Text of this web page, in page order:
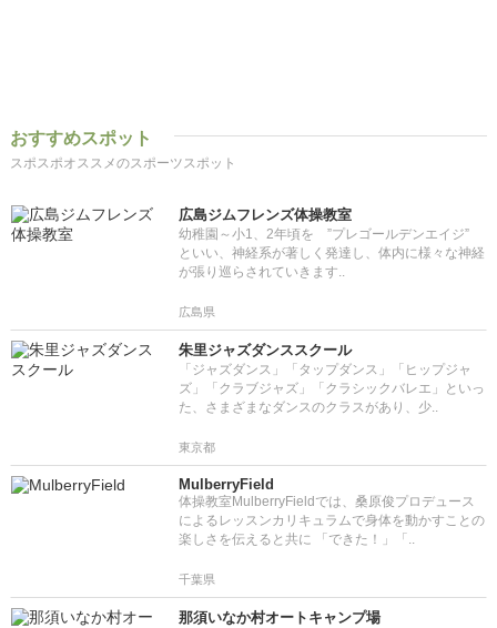
おすすめスポット
スポスポオススメのスポーツスポット
広島ジムフレンズ体操教室
幼稚園～小1、2年頃を ”プレゴールデンエイジ”
といい、神経系が著しく発達し、体内に様々な神経
が張り巡らされていきます..
広島県
朱里ジャズダンススクール
「ジャズダンス」「タップダンス」「ヒップジャ
ズ」「クラブジャズ」「クラシックバレエ」といっ
た、さまざまなダンスのクラスがあり、少..
東京都
MulberryField
体操教室MulberryFieldでは、桑原俊プロデュース
によるレッスンカリキュラムで身体を動かすことの
楽しさを伝えると共に 「できた！」「..
千葉県
那須いなか村オートキャンプ場